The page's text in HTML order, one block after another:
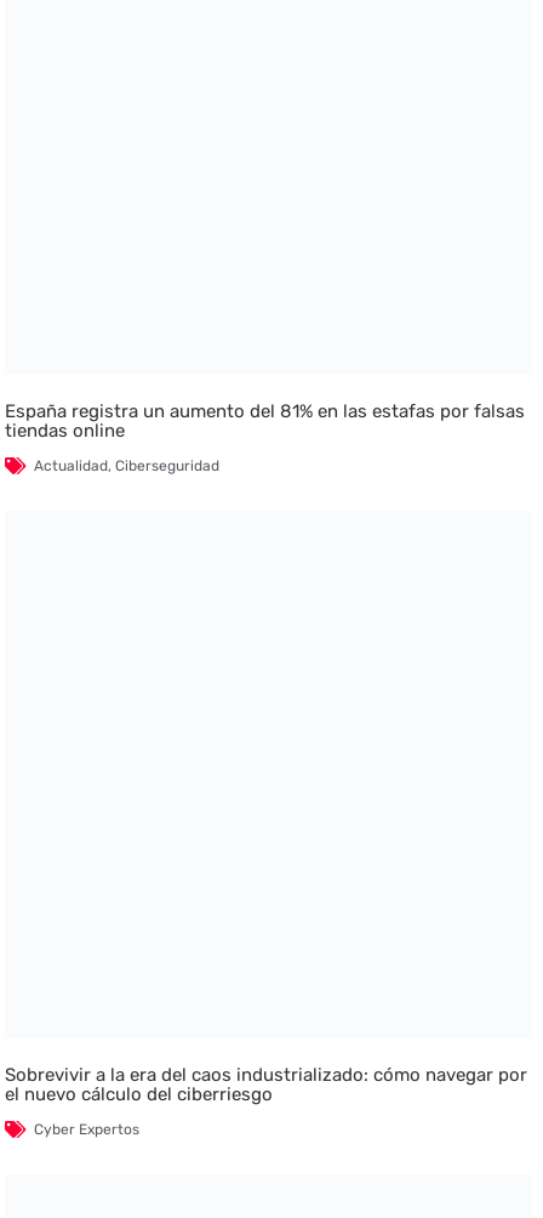
España registra un aumento del 81% en las estafas por falsas
tiendas online
Actualidad,Ciberseguridad
Sobrevivir a la era del caos industrializado: cómo navegar por
el nuevo cálculo del ciberriesgo
Cyber Expertos